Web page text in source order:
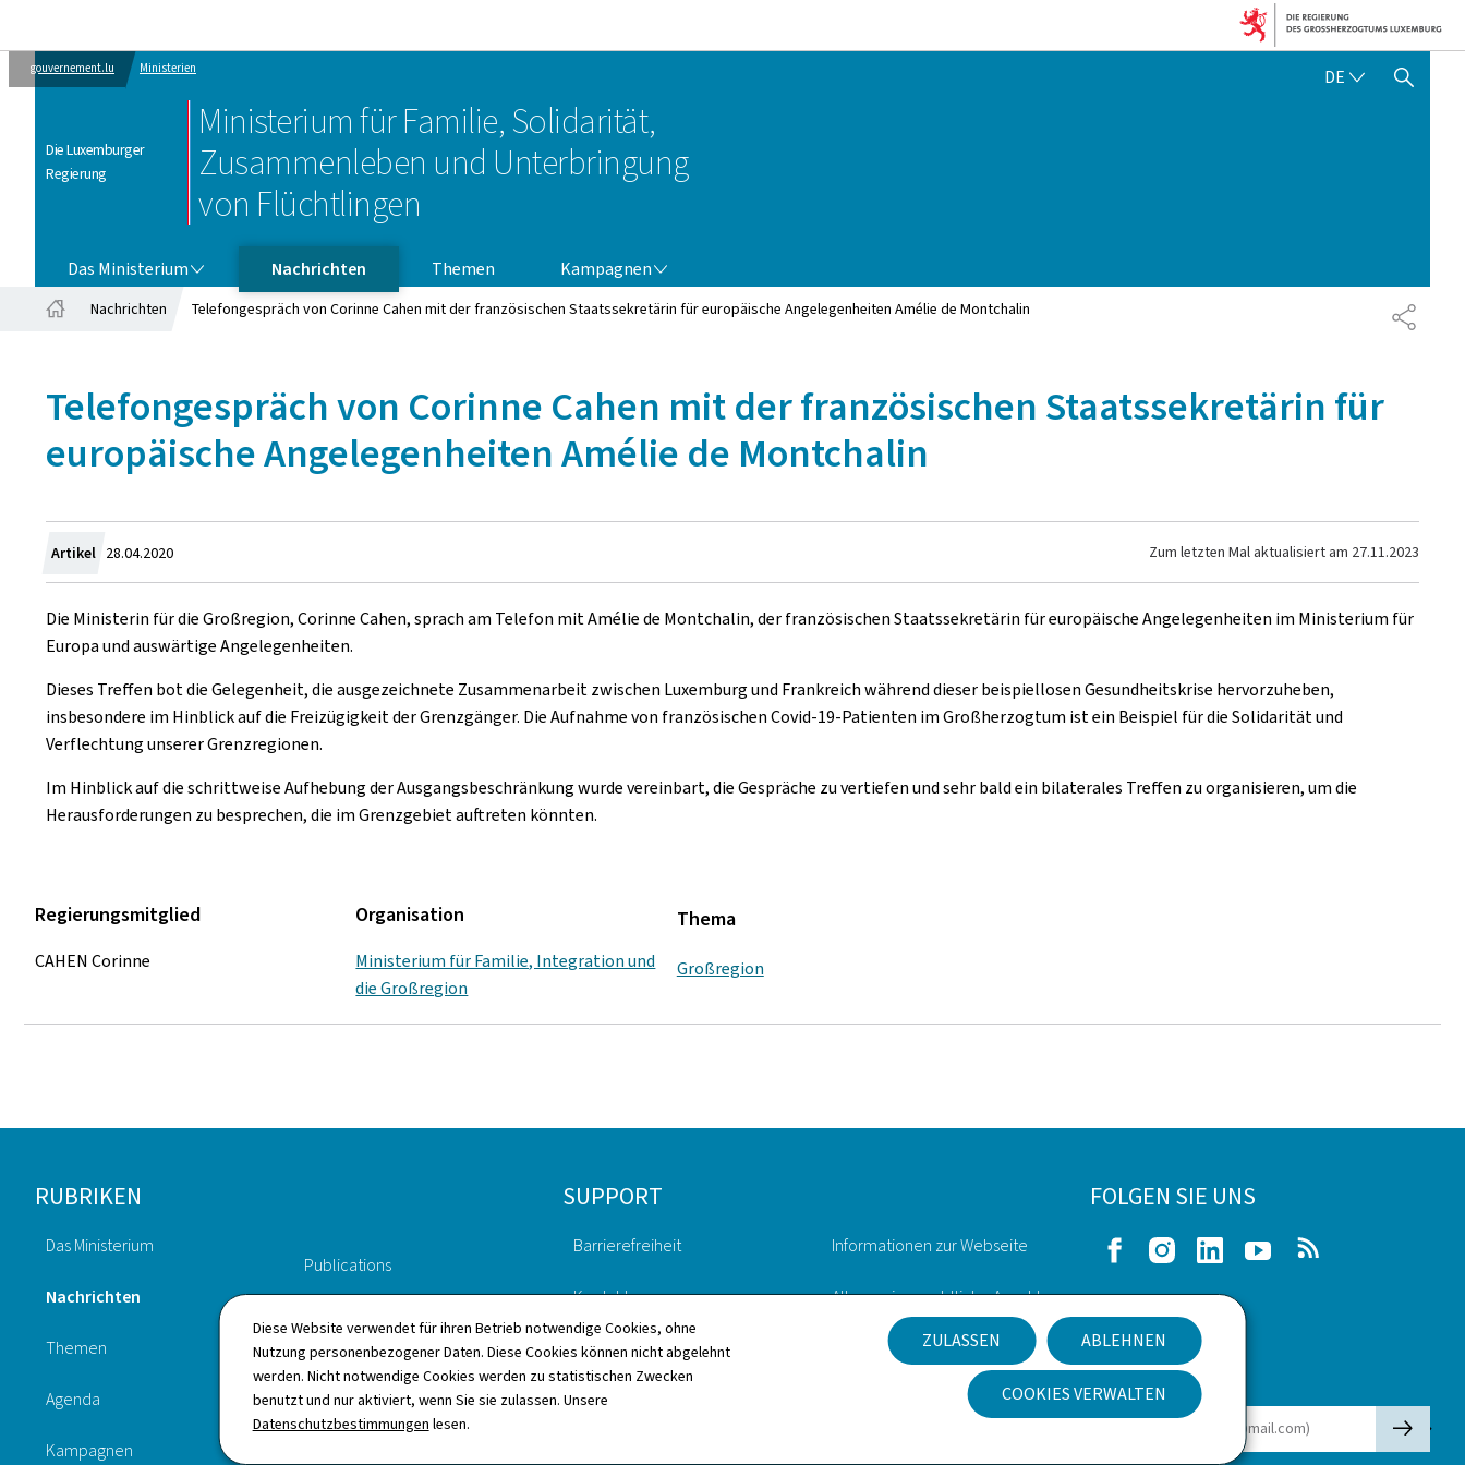
Diese Website verwendet für ihren Betrieb notwendige Cookies, ohne
Nutzung personenbezogener Daten. Diese Cookies können nicht abgelehnt
werden. Nicht notwendige Cookies werden zu statistischen Zwecken
benutzt und nur aktiviert, wenn Sie sie zulassen. Unsere
Datenschutzbestimmungen lesen.
ZULASSEN ABLEHNEN
COOKIES VERWALTEN
gouvernement.lu Ministerien
Die Luxemburger
Regierung
Ministerium für Familie, Solidarität,
Zusammenleben und Unterbringung
von Flüchtlingen
DE DEUTSCH
SUCHFLED ANZEIGEN /
Das Ministerium Nachrichten Themen Kampagnen
TEILEN
Nachrichten Telefongespräch von Corinne Cahen mit der französischen Staatssekretärin für europäische Angelegenheiten Amélie de Montchalin
Telefongespräch von Corinne Cahen mit der französischen Staatssekretärin für
europäische Angelegenheiten Amélie de Montchalin
Artikel Zum
28.04.2020 Zum letzten Mal aktualisiert am 27.11.2023
Die Ministerin für die Großregion, Corinne Cahen, sprach am Telefon mit Amélie de Montchalin, der französischen Staatssekretärin für europäische Angelegenheiten im Ministerium für
Europa und auswärtige Angelegenheiten.
Dieses Treffen bot die Gelegenheit, die ausgezeichnete Zusammenarbeit zwischen Luxemburg und Frankreich während dieser beispiellosen Gesundheitskrise hervorzuheben,
insbesondere im Hinblick auf die Freizügigkeit der Grenzgänger. Die Aufnahme von französischen Covid-19-Patienten im Großherzogtum ist ein Beispiel für die Solidarität und
Verflechtung unserer Grenzregionen.
Im Hinblick auf die schrittweise Aufhebung der Ausgangsbeschränkung wurde vereinbart, die Gespräche zu vertiefen und sehr bald ein bilaterales Treffen zu organisieren, um die
Herausforderungen zu besprechen, die im Grenzgebiet auftreten könnten.
Regierungsmitglied
CAHEN Corinne
Organisation
Ministerium für Familie, Integration und
die Großregion
Thema
Großregion
Footer
RUBRIKEN
Das Ministerium
Nachrichten
Themen
Agenda
Kampagnen
Publications
Beantragungen
Verzeichnis
SUPPORT
Barrierefreiheit
Kontakt
Sitemap
Informationen zur Webseite
Allgemeine rechtliche Aspekte
Verwaltung der Cookies
FOLGEN SIE UNS
FacebookInstagramLinkedIn Youtube
Newsletter
🡒